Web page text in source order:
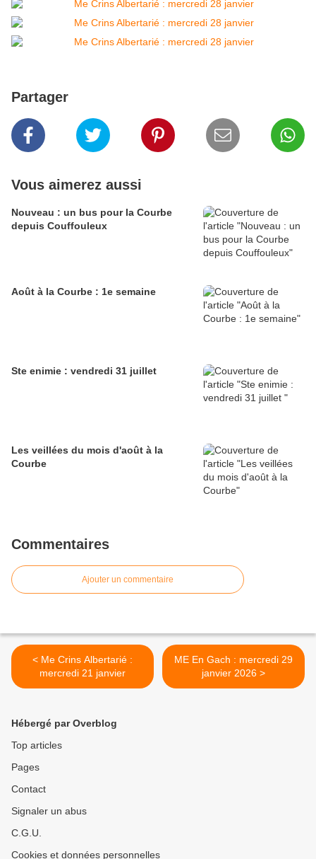
Partager
Vous aimerez aussi
Nouveau : un bus pour la Courbe
depuis Couffouleux
Août à la Courbe : 1e semaine
Ste enimie : vendredi 31 juillet
Les veillées du mois d'août à la
Courbe
Commentaires
Ajouter un commentaire
< Me Crins Albertarié :
mercredi 21 janvier
ME En Gach : mercredi 29
janvier 2026 >
Hébergé par Overblog
Top articles
Pages
Contact
Signaler un abus
C.G.U.
Cookies et données personnelles